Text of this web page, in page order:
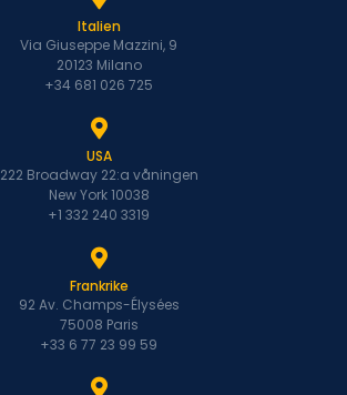
Italien
Via Giuseppe Mazzini, 9
20123 Milano
+34 681 026 725
USA
222 Broadway 22:a våningen
New York 10038
+1 332 240 3319
Frankrike
92 Av. Champs-Élysées
75008 Paris
+33 6 77 23 99 59